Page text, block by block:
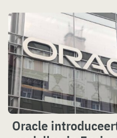
Oracle